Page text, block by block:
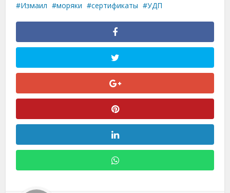
Измаил моряки сертификаты УДП